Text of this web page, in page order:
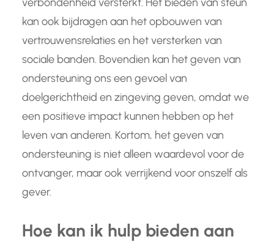
kan ook bijdragen aan het opbouwen van
vertrouwensrelaties en het versterken van
sociale banden. Bovendien kan het geven van
ondersteuning ons een gevoel van
doelgerichtheid en zingeving geven, omdat we
een positieve impact kunnen hebben op het
leven van anderen. Kortom, het geven van
ondersteuning is niet alleen waardevol voor de
ontvanger, maar ook verrijkend voor onszelf als
gever.
Hoe kan ik hulp bieden aan